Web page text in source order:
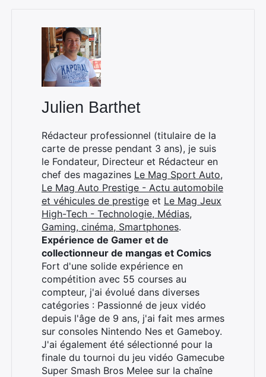
Julien Barthet
Rédacteur professionnel (titulaire de la
carte de presse pendant 3 ans), je suis
le Fondateur, Directeur et Rédacteur en
chef des magazines Le Mag Sport Auto,
Le Mag Auto Prestige - Actu automobile
et véhicules de prestige et Le Mag Jeux
High-Tech - Technologie, Médias,
Gaming, cinéma, Smartphones.
Expérience de Gamer et de
collectionneur de mangas et Comics
Fort d'une solide expérience en
compétition avec 55 courses au
compteur, j'ai évolué dans diverses
catégories : Passionné de jeux vidéo
depuis l'âge de 9 ans, j'ai fait mes armes
sur consoles Nintendo Nes et Gameboy.
J'ai également été sélectionné pour la
finale du tournoi du jeu vidéo Gamecube
Super Smash Bros Melee sur la chaîne
Rechercher